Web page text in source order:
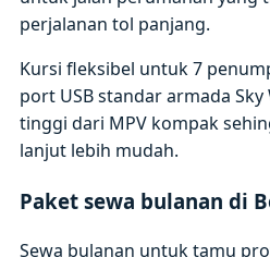
perjalanan tol panjang.
Kursi fleksibel untuk 7
port USB standar armada
tinggi dari MPV kompak
lanjut lebih mudah.
Paket sewa bulanan di
Sewa bulanan untuk tamu